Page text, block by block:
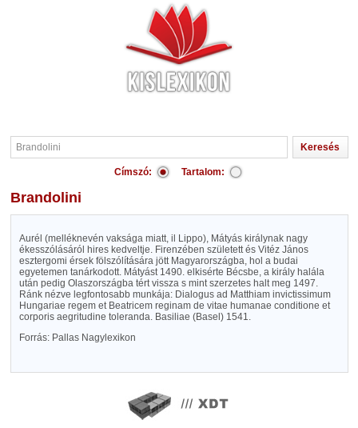
Címszó: Tartalom:
Brandolini
Aurél (melléknevén vaksága miatt, il Lippo), Mátyás királynak nagy
ékesszólásáról hires kedveltje. Firenzében született és Vitéz János
esztergomi érsek fölszólítására jött Magyarországba, hol a budai
egyetemen tanárkodott. Mátyást 1490. elkisérte Bécsbe, a király halála
után pedig Olaszországba tért vissza s mint szerzetes halt meg 1497.
Ránk nézve legfontosabb munkája: Dialogus ad Matthiam invictissimum
Hungariae regem et Beatricem reginam de vitae humanae conditione et
corporis aegritudine toleranda. Basiliae (Basel) 1541.
Forrás: Pallas Nagylexikon